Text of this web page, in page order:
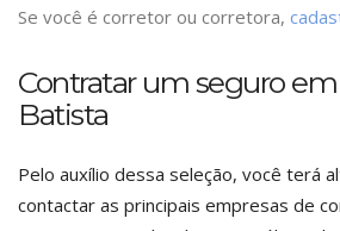
Se você é corretor ou corretora,
Contratar um seguro
Batista
Pelo auxílio dessa seleção, você terá
contactar as principais empresas de